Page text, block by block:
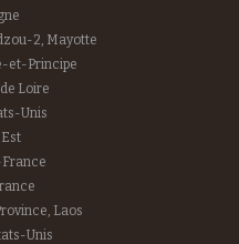
2, Mayotte
et-Principe
Loire
Unis
Laos
Unis